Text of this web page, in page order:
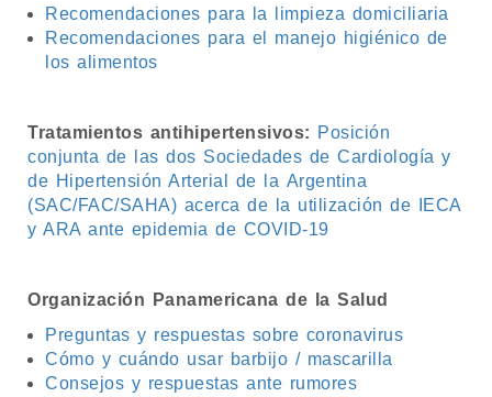
Recomendaciones para la limpieza domiciliaria
Recomendaciones para el manejo higiénico de
los alimentos
Tratamientos antihipertensivos: Posición
conjunta de las dos Sociedades de Cardiología y
de Hipertensión Arterial de la Argentina
(SAC/FAC/SAHA) acerca de la utilización de IECA
y ARA ante epidemia de COVID-19
Organización Panamericana de la Salud
Preguntas y respuestas sobre coronavirus
Cómo y cuándo usar barbijo / mascarilla
Consejos y respuestas ante rumores